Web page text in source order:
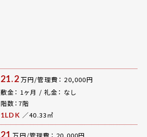
21.2 万円/管理費： 20,000円
敷金： 1ヶ月 / 礼金： なし
階数：7階
1LDK ／40.33㎡
21